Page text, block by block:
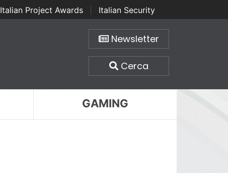
Italian Project Awards
Italian Security
Newsletter
Cerca
GAMING